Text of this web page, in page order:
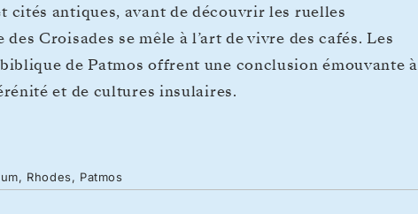
cités antiques, avant de découvrir les ruelles
Croisades se mêle à l’art de vivre des cafés. Les
de Patmos offrent une conclusion émouvante à
et de cultures insulaires.
Rhodes, Patmos